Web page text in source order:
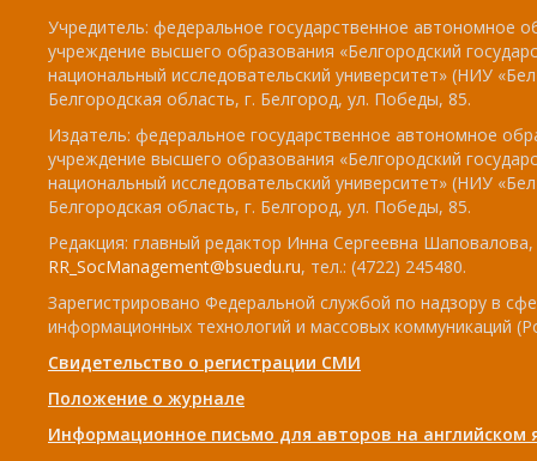
Учредитель: федеральное государственное автономное
учреждение высшего образования «Белгородский
национальный исследовательский университет» (НИУ
Белгородская область, г. Белгород, ул. Победы, 85.
Издатель: федеральное государственное автономное
учреждение высшего образования «Белгородский
национальный исследовательский университет» (НИУ
Белгородская область, г. Белгород, ул. Победы, 85.
Редакция: главный редактор Инна Сергеевна
RR_SocManagement@bsuedu.ru, тел.: (4722) 245480.
Зарегистрировано Федеральной службой по надзору в
информационных технологий и массовых коммуникаций
Свидетельство о регистрации СМИ
Положение о журнале
Информационное письмо для авторов на английском